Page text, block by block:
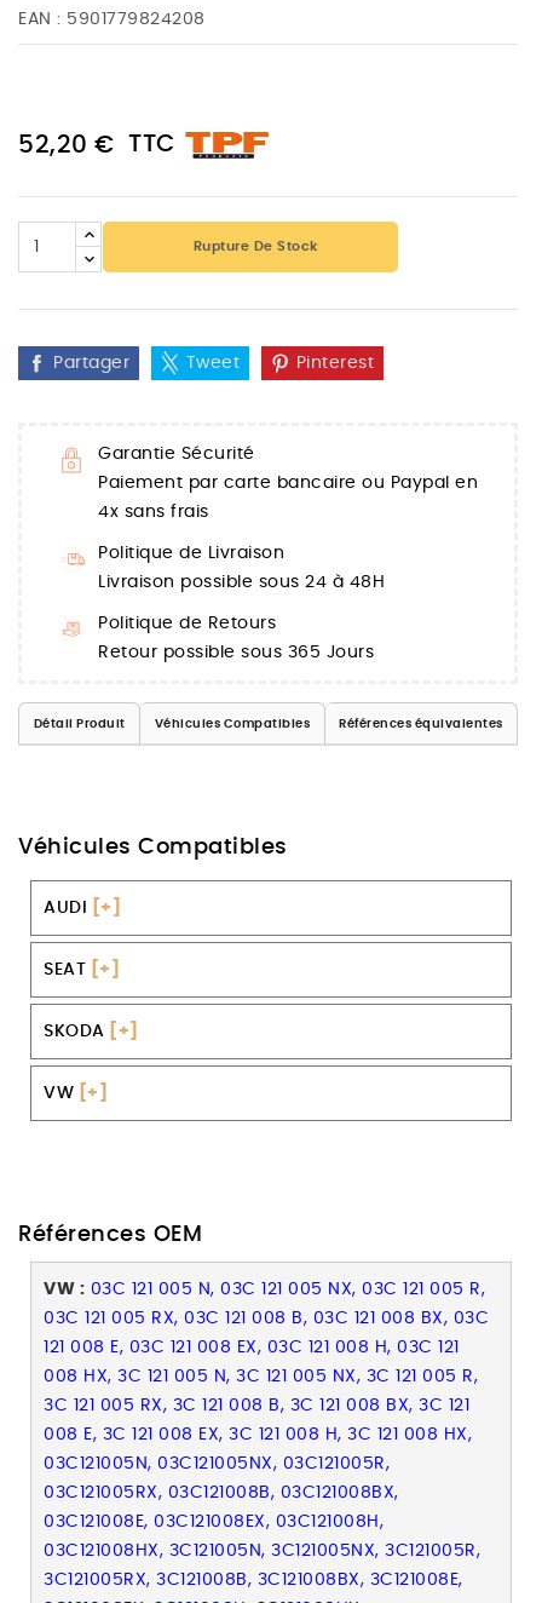
EAN : 5901779824208
52,20 € TTC
Rupture De Stock
Partager Tweet Pinterest
Garantie Sécurité
Paiement par carte bancaire ou Paypal en
4x sans frais
Politique de Livraison
Livraison possible sous 24 à 48H
Politique de Retours
Retour possible sous 365 Jours
Détail Produit Véhicules Compatibles Références équivalentes
Véhicules Compatibles
AUDI [+]
SEAT [+]
SKODA [+]
VW [+]
Références OEM
VW : 03C 121 005 N, 03C 121 005 NX, 03C 121 005 R,
03C 121 005 RX, 03C 121 008 B, 03C 121 008 BX, 03C
121 008 E, 03C 121 008 EX, 03C 121 008 H, 03C 121
008 HX, 3C 121 005 N, 3C 121 005 NX, 3C 121 005 R,
3C 121 005 RX, 3C 121 008 B, 3C 121 008 BX, 3C 121
008 E, 3C 121 008 EX, 3C 121 008 H, 3C 121 008 HX,
03C121005N, 03C121005NX, 03C121005R,
03C121005RX, 03C121008B, 03C121008BX,
03C121008E, 03C121008EX, 03C121008H,
03C121008HX, 3C121005N, 3C121005NX, 3C121005R,
3C121005RX, 3C121008B, 3C121008BX, 3C121008E,